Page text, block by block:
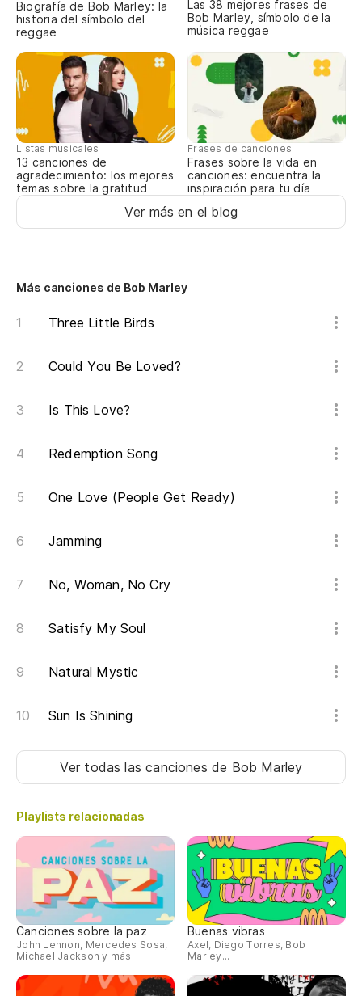
Biografía de Bob Marley: la
historia del símbolo del
reggae
Las 38 mejores frases de
Bob Marley, símbolo de la
música reggae
Listas musicales
13 canciones de
agradecimiento: los mejores
temas sobre la gratitud
Frases de canciones
Frases sobre la vida en
canciones: encuentra la
inspiración para tu día
Ver más en el blog
Más canciones de Bob Marley
Three Little Birds
Could You Be Loved?
Is This Love?
Redemption Song
One Love (People Get Ready)
Jamming
No, Woman, No Cry
Satisfy My Soul
Natural Mystic
Sun Is Shining
Ver todas las canciones de Bob Marley
Playlists relacionadas
Canciones sobre la paz
John Lennon, Mercedes Sosa,
Michael Jackson y más
Buenas vibras
Axel, Diego Torres, Bob
Marley...